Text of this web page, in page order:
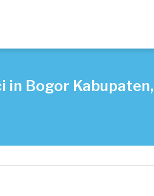
in Bogor Kabupaten,